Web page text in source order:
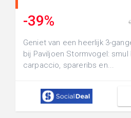
-39%
Geniet van een heerlijk 3-
bij Paviljoen Stormvogel:
carpaccio, spareribs en...